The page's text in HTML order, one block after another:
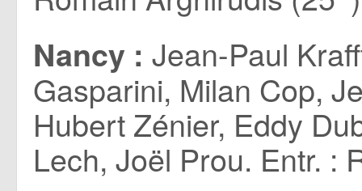
Nancy : Jean-Paul
Gasparini, Milan Cop,
Hubert Zénier, Eddy
Lech, Joël Prou. Entr. :